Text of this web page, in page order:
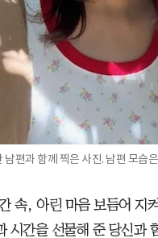
남편과 함께 찍은 사진. 남편 모습
속, 아린 마음 보듬어 지
시간을 선물해 준 당신과